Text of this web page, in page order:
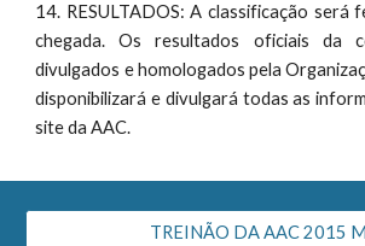
14. RESULTADOS: A classificação será
chegada. Os resultados oficiais da
divulgados e homologados pela
disponibilizará e divulgará todas as
site da AAC.
TREINÃO DA AAC 2015